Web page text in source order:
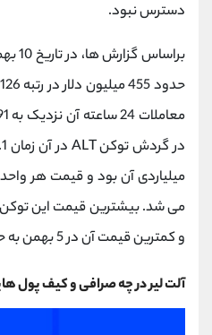
دسترس نبود.
براساس گزارش ‌ها، در تاریخ 10 بهمن 1402،
در گردش توکن ALT در آن زمان 1.1 میلیارد واحد از
و کمترین قیمت آن در 5 بهمن به حدود 0.28 دلار رسیده بود.
آلت لیر در چه صرافی و کیف پول